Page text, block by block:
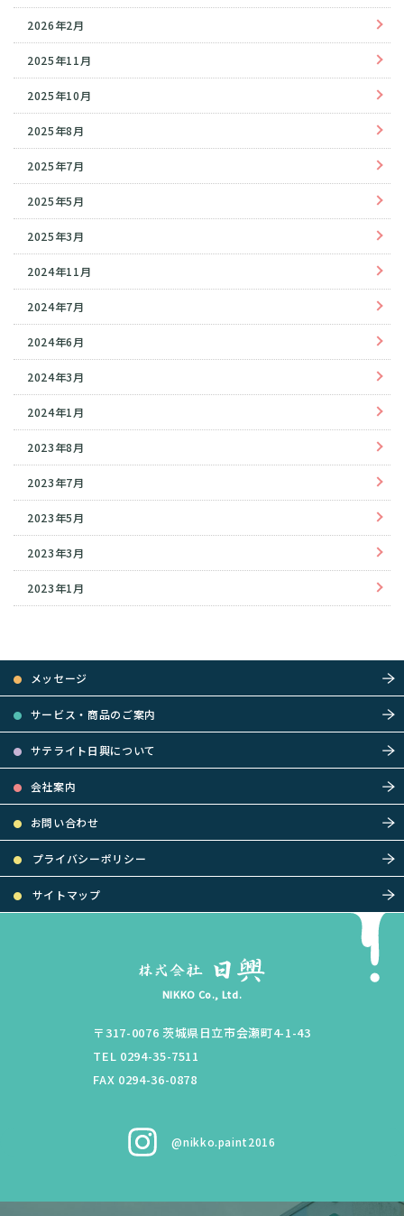
2026年2月
2025年11月
2025年10月
2025年8月
2025年7月
2025年5月
2025年3月
2024年11月
2024年7月
2024年6月
2024年3月
2024年1月
2023年8月
2023年7月
2023年5月
2023年3月
2023年1月
メッセージ
サービス・商品のご案内
サテライト日興について
会社案内
お問い合わせ
プライバシーポリシー
サイトマップ
NIKKO Co., Ltd.
〒317-0076 茨城県日立市会瀬町4-1-43
TEL 0294-35-7511
FAX 0294-36-0878
@nikko.paint2016